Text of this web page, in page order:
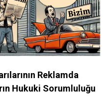
Reklamda
Hukuki Sorumluluğu